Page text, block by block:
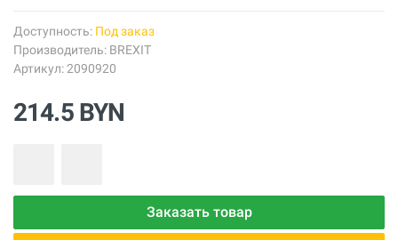
Доступность: Под заказ
Производитель: BREXIT
Артикул: 2090920
214.5 BYN
Заказать товар